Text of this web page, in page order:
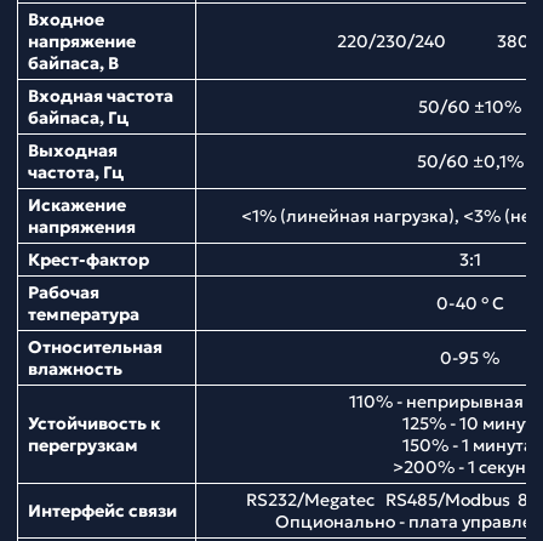
Входное
напряжение
байпаса, В
220/230/240 380/
Входная частота
байпаса, Гц
50/60 ±10%
Выходная
частота, Гц
50/60 ±0,1%
Искажение
напряжения
<1% (линейная нагрузка), <3%
Крест-фактор
3:1
Рабочая
температура
0-40 ° С
Относительная
влажность
0-95 %
Устойчивость к
перегрузкам
110% - неприрывная
125% - 10 минут;
150% - 1 минута;
>200% - 1
Интерфейс связи
RS232/Megatec RS485/Modbus 8
Опционально - плата